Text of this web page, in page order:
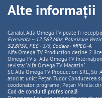
Alte informații
Canalul Alfa Omega TV poate fi
Frecventa – 12.567 Mhz, Polarizare
S2,8PSK, FEC - 3/5, Codare - MPEG-4.
Alfa Omega TV Production deține 2
Omega TV și Alfa Omega TV
revista: "Alfa Omega TV Magazin".
SC Alfa Omega TV Production SRL, Str
asociat unic: Pețan Tudor. Conducerea
coodonator programe; Pețan Mirela:
Cod de conduită profesională